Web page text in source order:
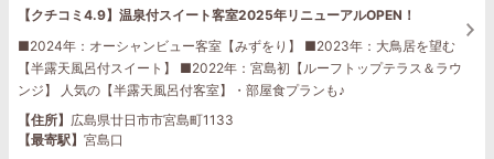
【クチコミ4.9】温泉付スイート客室2025年リニューアルOPEN！
■2024年：オーシャンビュー客室【みずをり】 ■2023年：大鳥居を望む
【半露天風呂付スイート】 ■2022年：宮島初【ルーフトップテラス＆ラウ
ンジ】 人気の【半露天風呂付客室】・部屋食プランも♪
【住所】 広島県廿日市市宮島町1133
【最寄駅】 宮島口